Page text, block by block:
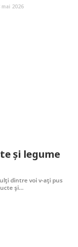
mai 2026
și legume
dintre voi v-ați pus
și…